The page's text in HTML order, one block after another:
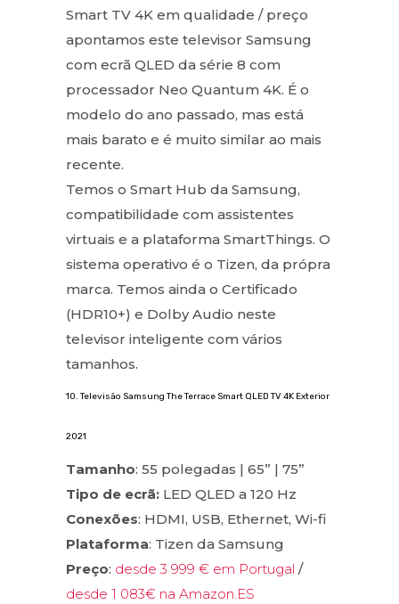
Smart TV 4K em qualidade / preço
apontamos este televisor Samsung
com ecrã QLED da série 8 com
processador Neo Quantum 4K. É o
modelo do ano passado, mas está
mais barato e é muito similar ao mais
recente.
Temos o Smart Hub da Samsung,
compatibilidade com assistentes
virtuais e a plataforma SmartThings. O
sistema operativo é o Tizen, da própra
marca. Temos ainda o Certificado
(HDR10+) e Dolby Audio neste
televisor inteligente com vários
tamanhos.
10. Televisão Samsung The Terrace Smart QLED TV 4K Exterior
2021
Tamanho: 55 polegadas | 65” | 75”
Tipo de ecrã: LED QLED a 120 Hz
Conexões: HDMI, USB, Ethernet, Wi-fi
Plataforma: Tizen da Samsung
Preço: desde 3 999 € em Portugal /
desde 1 083€ na Amazon.ES